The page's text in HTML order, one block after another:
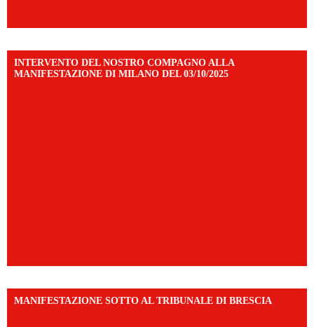
INTERVENTO DEL NOSTRO COMPAGNO ALLA
MANIFESTAZIONE DI MILANO DEL 03/10/2025
MANIFESTAZIONE SOTTO AL TRIBUNALE DI BRESCIA